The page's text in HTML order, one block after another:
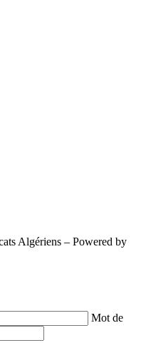
Algériens – Powered by
Mot de